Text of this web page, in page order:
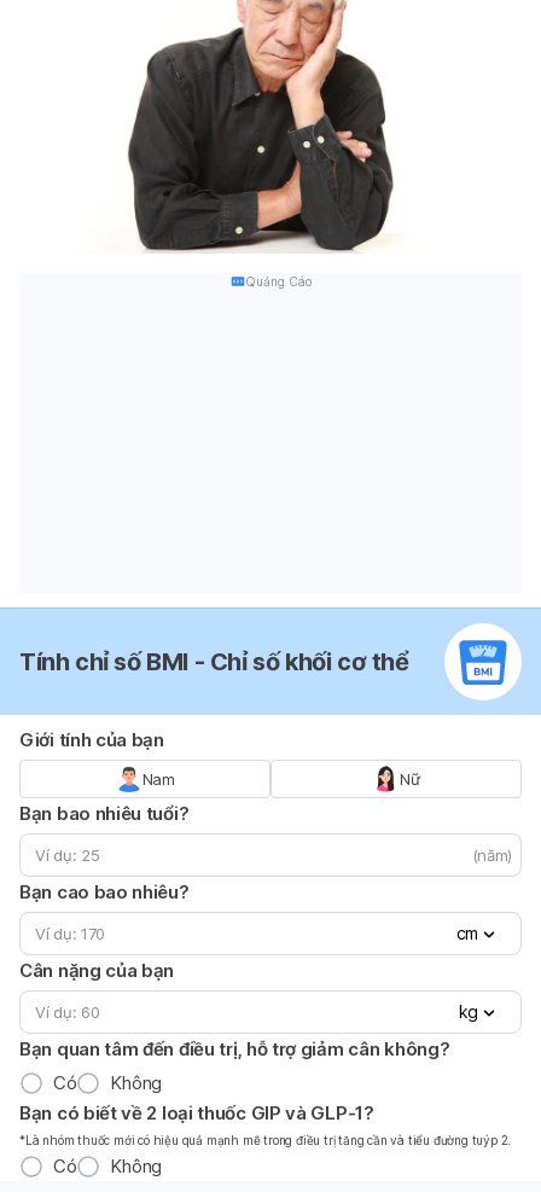
Quảng Cáo
Tính chỉ số BMI - Chỉ số khối cơ thể
Giới tính của bạn
Nam Nữ
Bạn bao nhiêu tuổi?
(năm)
Bạn cao bao nhiêu?
cm
Cân nặng của bạn
kg
Bạn quan tâm đến điều trị, hỗ trợ giảm cân không?
Có
Không
Bạn có biết về 2 loại thuốc GIP và GLP-1?
*Là nhóm thuốc mới có hiệu quả mạnh mẽ trong điều trị tăng cần và tiểu đường tuýp 2.
Có Không